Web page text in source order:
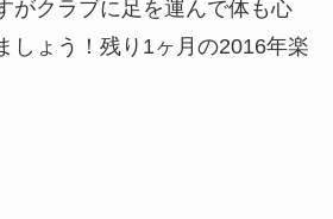
がクラブに足を運んで体も心
しょう！残り1ヶ月の2016年楽